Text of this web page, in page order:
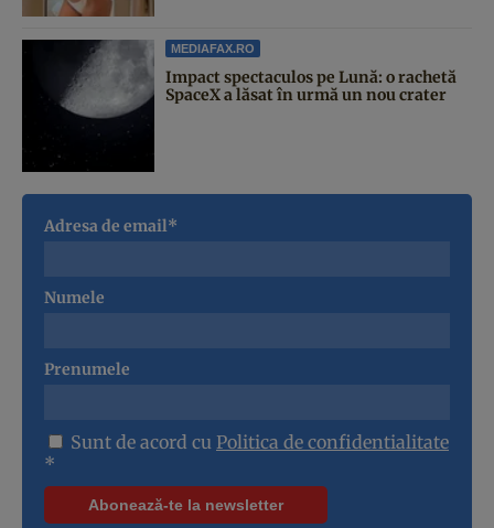
MEDIAFAX.RO
Impact spectaculos pe Lună: o rachetă
SpaceX a lăsat în urmă un nou crater
Adresa de email*
Numele
Prenumele
Sunt de acord cu Politica de confidentialitate
*